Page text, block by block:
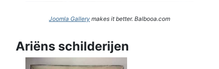
Joomla Gallery makes it better. Balbooa.com
Ariëns schilderijen